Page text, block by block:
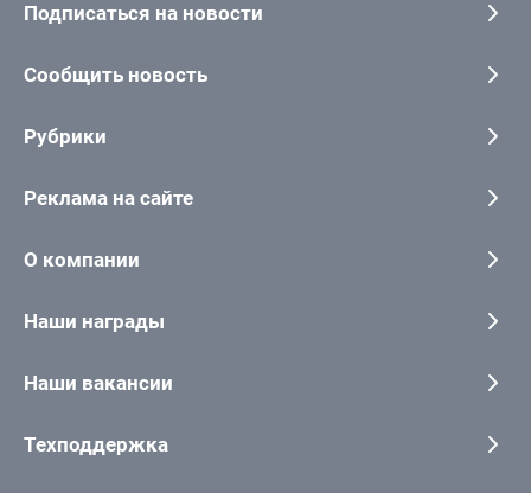
Подписаться на новости
Сообщить новость
Рубрики
Реклама на сайте
О компании
Наши награды
Наши вакансии
Техподдержка